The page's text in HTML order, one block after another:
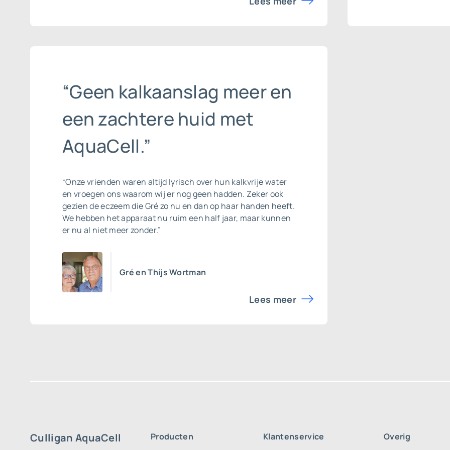
“Geen kalkaanslag meer en
een zachtere huid met
AquaCell.”
“Onze vrienden waren altijd lyrisch over hun kalkvrije water
en vroegen ons waarom wij er nog geen hadden. Zeker ook
gezien de eczeem die Gré zo nu en dan op haar handen heeft.
We hebben het apparaat nu ruim een half jaar, maar kunnen
er nu al niet meer zonder.”
Gré en Thijs Wortman
Lees meer
Culligan AquaCell Producten Klantenservice Overig